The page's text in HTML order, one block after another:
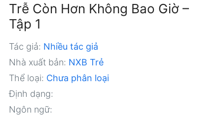
Trễ Còn Hơn Không Bao Giờ –
Tập 1
Tác giả: Nhiều tác giả
Nhà xuất bản: NXB Trẻ
Thể loại: Chưa phân loại
Định dạng:
Ngôn ngữ: